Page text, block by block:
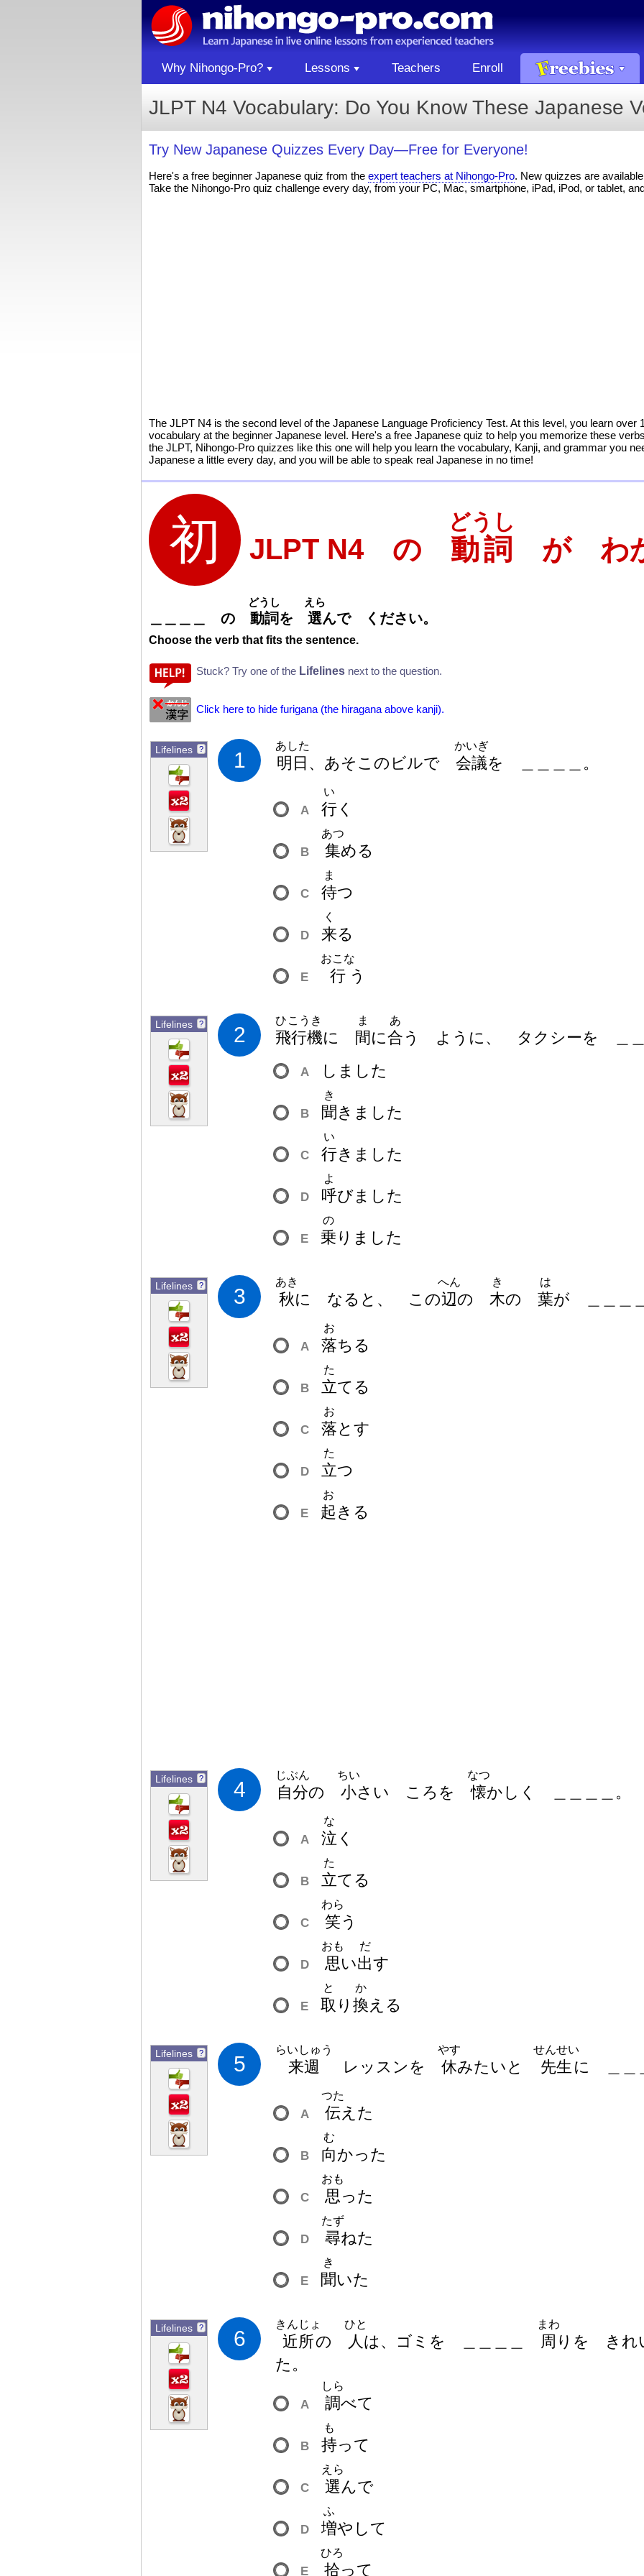
Why Nihongo-Pro? Lessons Teachers Enroll
JLPT N4 Vocabulary: Do You Know These Japanese
Try New Japanese Quizzes Every Day—Free for Everyone!
Here's a free beginner Japanese quiz from the expert teachers at Nihongo-Pro. New quizzes are
Take the Nihongo-Pro quiz challenge every day, from your PC, Mac, smartphone, iPad, iPod, or tablet,
The JLPT N4 is the second level of the Japanese Language Proficiency Test. At this level, you learn
vocabulary at the beginner Japanese level. Here's a free Japanese quiz to help you memorize these
the JLPT, Nihongo-Pro quizzes like this one will help you learn the vocabulary, Kanji, and grammar you
Japanese a little every day, and you will be able to speak real Japanese in no time!
JLPT N4 の 動詞
どうし
が わ
の 動詞
どうし
を 選
えら
んで ください。
Choose the verb that fits the sentence.
Stuck? Try one of the Lifelines next to the question.
Click here to hide furigana (the hiragana above kanji).
Lifelines ? 1 明 日
あした
、あそこのビルで 会議
かいぎ
を 。
A 行
い
く
B 集
あつ
める
C 待
ま
つ
D 来
く
る
E 行
おこな
う
Lifelines ? 2 飛行機
ひこうき
に 間
ま
に合
あ
う ように、 タクシーを
A しました
B 聞
き
きました
C 行
い
きました
D 呼
よ
びました
E 乗
の
りました
Lifelines ? 3 秋
あき
に なると、 この辺
へん
の 木
き
の 葉
は
が
A 落
お
ちる
B 立
た
てる
C 落
お
とす
D 立
た
つ
E 起
お
きる
Lifelines ? 4 自分
じぶん
の 小
ちい
さい ころを懐
なつ
かしく 。
A 泣
な
く
B 立
た
てる
C 笑
わら
う
D 思
おも
い出
だ
す
E 取
と
り 換
か
える
Lifelines ? 5 来週
らいしゅう
レッスンを 休
やす
みたいと 先生
せんせい
に
A 伝
つた
えた
B 向
む
かった
C 思
おも
った
D 尋
たず
ねた
E 聞
き
いた
Lifelines ? 6 近所
きんじょ
の 人
ひと
は、ゴミを 周
まわ
りを き
た。
A 調
しら
べて
B 持
も
って
C 選
えら
んで
D 増
ふ
やして
E 拾
ひろ
って